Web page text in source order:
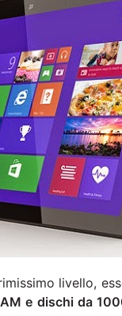
livello,
e dischi da